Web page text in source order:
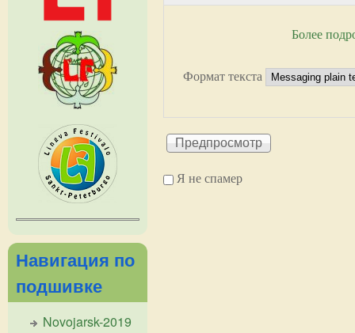
Более
Формат текста
Я не спамер
Навигация по
подшивке
Novojarsk-2019